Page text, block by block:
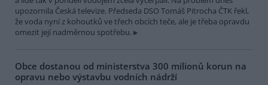
upozornila Česká televize. Předseda DSO Tomáš Pitrocha ČTK řekl,
že voda nyní z kohoutků ve třech obcích teče, ale je třeba opravdu
omezit její nadměrnou spotřebu.
Obce dostanou od ministerstva 300 milionů korun na
opravu nebo výstavbu vodních nádrží